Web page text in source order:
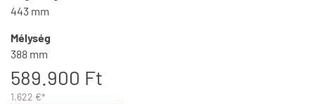
443 mm
Mélység
388 mm
589.900 Ft
1.622 €*